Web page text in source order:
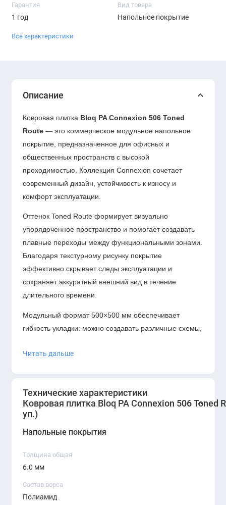
Гарантия
1 год
Вид товара
Напольное покрытие
Все характеристики
Описание
Ковровая плитка Bloq PA Connexion 506 Toned
Route — это коммерческое модульное напольное
покрытие, предназначенное для офисных и
общественных пространств с высокой
проходимостью. Коллекция Connexion сочетает
современный дизайн, устойчивость к износу и
комфорт эксплуатации.
Оттенок Toned Route формирует визуально
упорядоченное пространство и помогает создавать
плавные переходы между функциональными зонами.
Благодаря текстурному рисунку покрытие
эффективно скрывает следы эксплуатации и
сохраняет аккуратный внешний вид в течение
длительного времени.
Модульный формат 500×500 мм обеспечивает
гибкость укладки: можно создавать различные схемы,
отдельные элементы без демонтажа всего покрытия.
Route
для современных офисов. Она объединяет
износостойкость, акустический комфорт и
нейтральный профессиональный дизайн, позволяя
пространства.
Читать дальше
Технические характеристики
Ковровая плитка Bloq PA Connexion 506
уп.)
Напольные покрытия
Толщина общая
6.0 мм
Состав ворса
Полиамид